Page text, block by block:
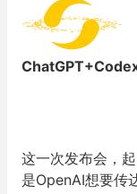
这一次发布会，
是OpenAI想要